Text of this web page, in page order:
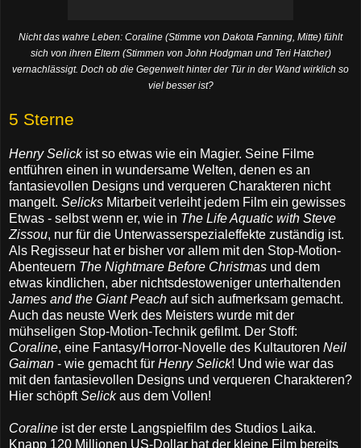
Nicht das wahre Leben: Coraline (Stimme von Dakota Fanning, Mitte) fühlt
sich von ihren Eltern (Stimmen von John Hodgman und Teri Hatcher)
vernachlässigt. Doch ob die Gegenwelt hinter der Tür in der Wand wirklich so
viel besser ist?
5 Sterne
Henry Selick ist so etwas wie ein Magier. Seine Filme
entführen einen in wundersame Welten, denen es an
fantasievollen Designs und verqueren Charakteren nicht
mangelt. Selicks Mitarbeit verleiht jedem Film ein gewisses
Etwas - selbst wenn er, wie in The Life Aquatic with Steve
Zissou, nur für die Unterwasserspezialeffekte zuständig ist.
Als Regisseur hat er bisher vor allem mit den Stop-Motion-
Abenteuern The Nightmare Before Christmas und dem
etwas kindlichen, aber nichtsdestoweniger unterhaltenden
James and the Giant Peach auf sich aufmerksam gemacht.
Auch das neuste Werk des Meisters wurde mit der
mühseligen Stop-Motion-Technik gefilmt. Der Stoff:
Coraline, eine Fantasy/Horror-Novelle des Kultautoren Neil
Gaiman - wie gemacht für Henry Selick! Und wie war das
mit den fantasievollen Designs und verqueren Charakteren?
Hier schöpftSelickaus dem Vollen!
Coraline ist der erste Langspielfilm des Studios Laika.
Knapp 120 Millionen US-Dollar hat der kleine Film bereits